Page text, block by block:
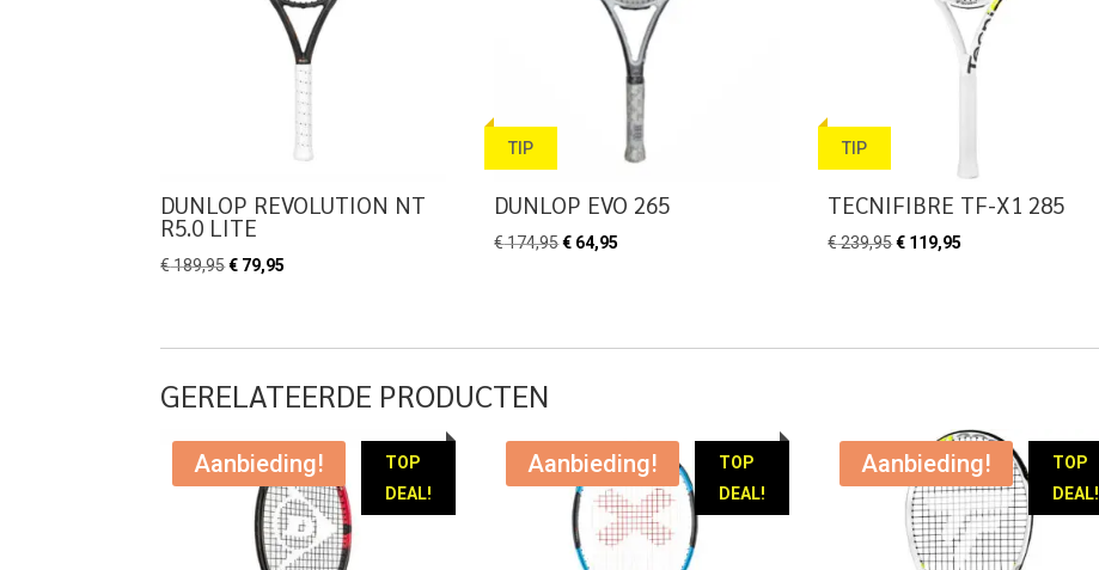
DUNLOP REVOLUTION NT
R5.0 LITE
€189,95Oorspronkelijke
€ 79,95
TIP
DUNLOP EVO 265
€174,95Oorspronkelijke
€ 64,95
TIP
TECNIFIBRE TF-X1 285
€239,95Oorspronkelijke
€ 119,95
GERELATEERDE PRODUCTEN
TOP
DEAL!
Aanbieding!
TOP
DEAL!
Aanbieding!
TOP
DEAL!
Aanbieding!